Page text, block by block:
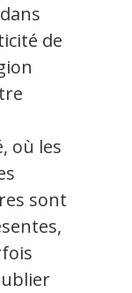
de
où les
sont